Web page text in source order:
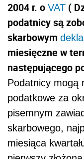
2004 r. o VAT (
podatnicy są
skarbowym
miesięczne w
następującego
Podatnicy mogą
podatkowe za
pisemnym
skarbowego,
miesiąca